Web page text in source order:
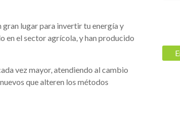
lugar para invertir tu energía y
en el sector agrícola, y han producido
vez mayor, atendiendo al cambio
que alteren los métodos